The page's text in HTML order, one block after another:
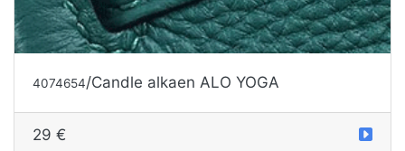
4074654/Candle alkaen ALO YOGA
29 €